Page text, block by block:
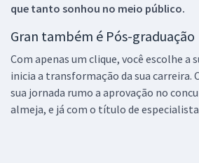
que tanto sonhou no meio público.
Gran também é Pós-graduação
Com apenas um clique, você escolhe a
inicia a transformação da sua carreira.
sua jornada rumo a aprovação no
almeja, e já com o título de especialista